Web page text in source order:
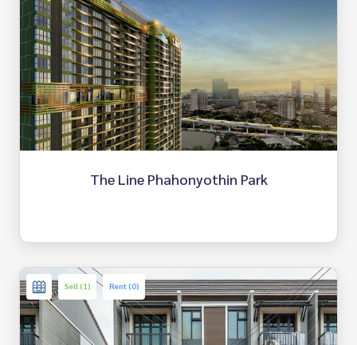
The Line Phahonyothin Park
Sell (1) Rent (0)